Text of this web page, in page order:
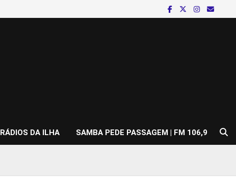
RÁDIOS DA ILHA SAMBA PEDE PASSAGEM | FM 106,9